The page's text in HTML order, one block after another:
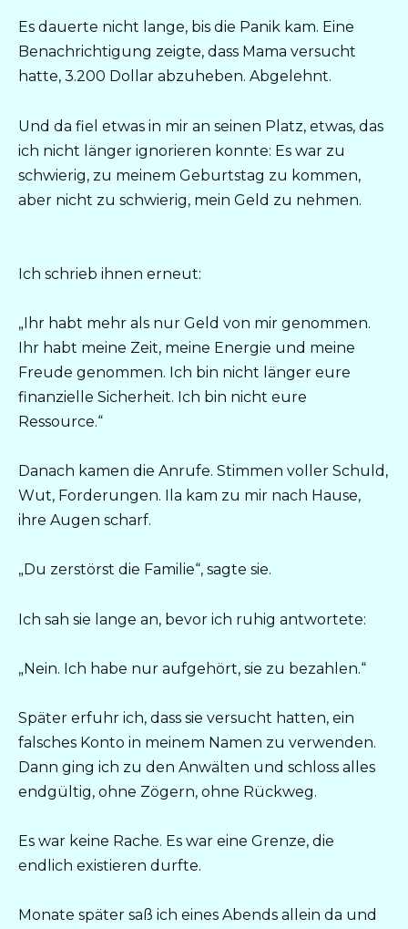
Es dauerte nicht lange, bis die Panik kam. Eine
Benachrichtigung zeigte, dass Mama versucht
hatte, 3.200 Dollar abzuheben. Abgelehnt.
Und da fiel etwas in mir an seinen Platz, etwas, das
ich nicht länger ignorieren konnte: Es war zu
schwierig, zu meinem Geburtstag zu kommen,
aber nicht zu schwierig, mein Geld zu nehmen.
Ich schrieb ihnen erneut:
„Ihr habt mehr als nur Geld von mir genommen.
Ihr habt meine Zeit, meine Energie und meine
Freude genommen. Ich bin nicht länger eure
finanzielle Sicherheit. Ich bin nicht eure
Ressource.“
Danach kamen die Anrufe. Stimmen voller Schuld,
Wut, Forderungen. Ila kam zu mir nach Hause,
ihre Augen scharf.
„Du zerstörst die Familie“, sagte sie.
Ich sah sie lange an, bevor ich ruhig antwortete:
„Nein. Ich habe nur aufgehört, sie zu bezahlen.“
Später erfuhr ich, dass sie versucht hatten, ein
falsches Konto in meinem Namen zu verwenden.
Dann ging ich zu den Anwälten und schloss alles
endgültig, ohne Zögern, ohne Rückweg.
Es war keine Rache. Es war eine Grenze, die
endlich existieren durfte.
Monate später saß ich eines Abends allein da und